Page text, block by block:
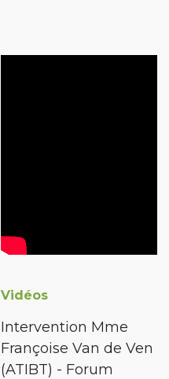
Vidéos
Intervention Mme
Françoise Van de Ven
(ATIBT) - Forum